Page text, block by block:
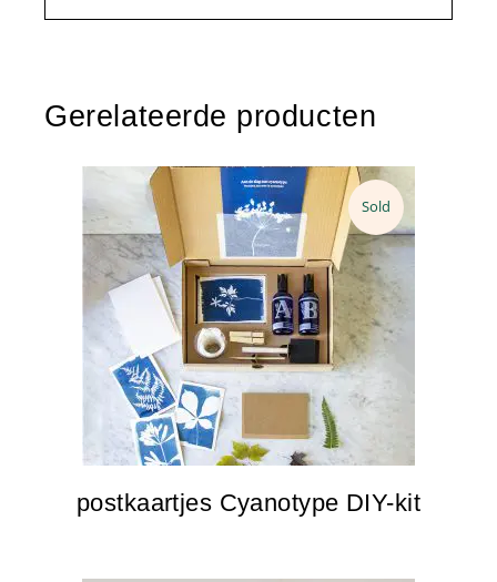
Gerelateerde producten
Sold
postkaartjes Cyanotype DIY-kit